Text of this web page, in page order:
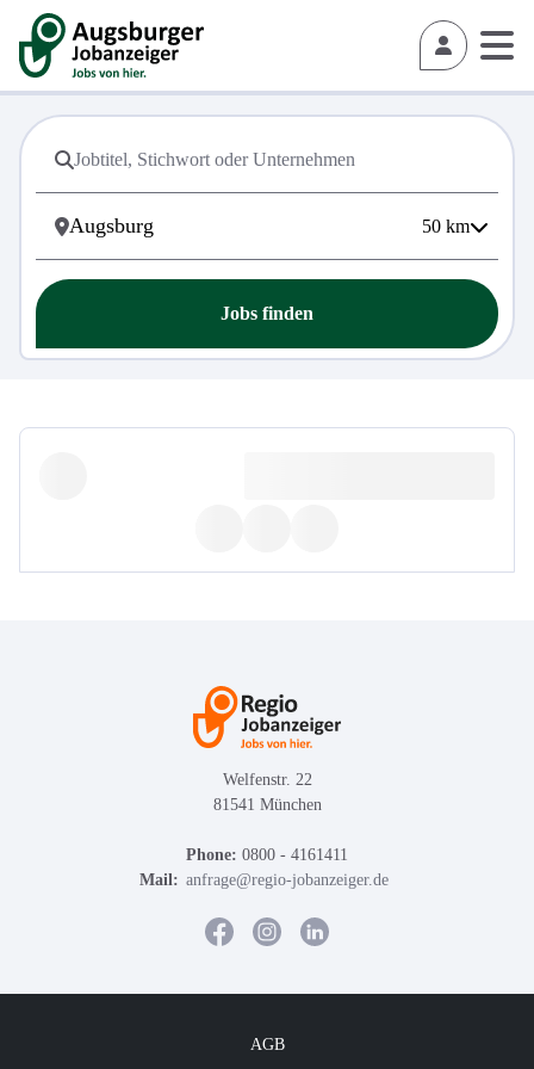
50 km
Jobs finden
Welfenstr. 22
81541 München
Phone: 0800 - 4161411
Mail: anfrage@regio-jobanzeiger.de
AGB